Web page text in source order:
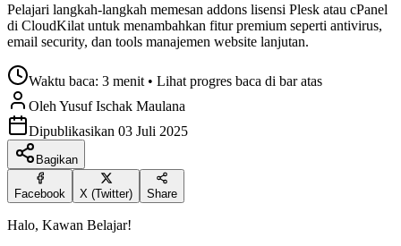
Pelajari langkah-langkah memesan addons lisensi Plesk atau cPanel
di CloudKilat untuk menambahkan fitur premium seperti antivirus,
email security, dan tools manajemen website lanjutan.
Waktu baca: 3 menit • Lihat progres baca di bar atas
Oleh Yusuf Ischak Maulana
Dipublikasikan 03 Juli 2025
Bagikan
Facebook X (Twitter) Share
Halo, Kawan Belajar!